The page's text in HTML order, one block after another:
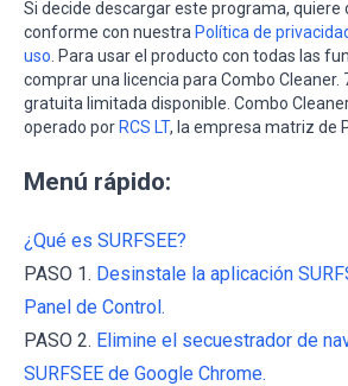
Si decide descargar este programa, quiere
conforme con nuestra Política de
uso . Para usar el producto con todas las
comprar una licencia para Combo Cleaner.
gratuita limitada disponible. Combo
operado por RCS LT, la empresa matriz de
Menú rápido:
¿Qué es SURFSEE?
PASO 1. Desinstale la aplicación
Panel de Control.
PASO 2. Elimine el secuestrador de
SURFSEE de Google Chrome.